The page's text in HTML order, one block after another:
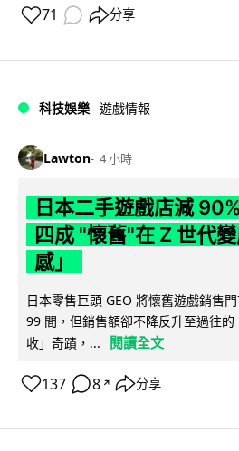
71 分享
科技娛樂 遊戲情報
Lawton 4 小時
日本二手遊戲店減
四成 "懷舊"在 Z 世代
感」
日本零售巨頭 GEO 將懷舊遊戲銷售
99 間，但銷售額卻不降反升至過往
收」奇蹟，...
閱讀全文
137 8 ↗ 分享